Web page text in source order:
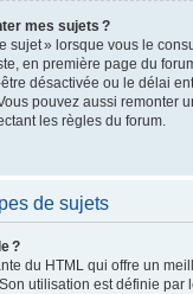
mes sujets ?
sujet » lorsque vous le
en première page du
désactivée ou le délai
pouvez aussi remonter
les règles du forum.
de sujets
?
du HTML qui offre un
utilisation est définie par